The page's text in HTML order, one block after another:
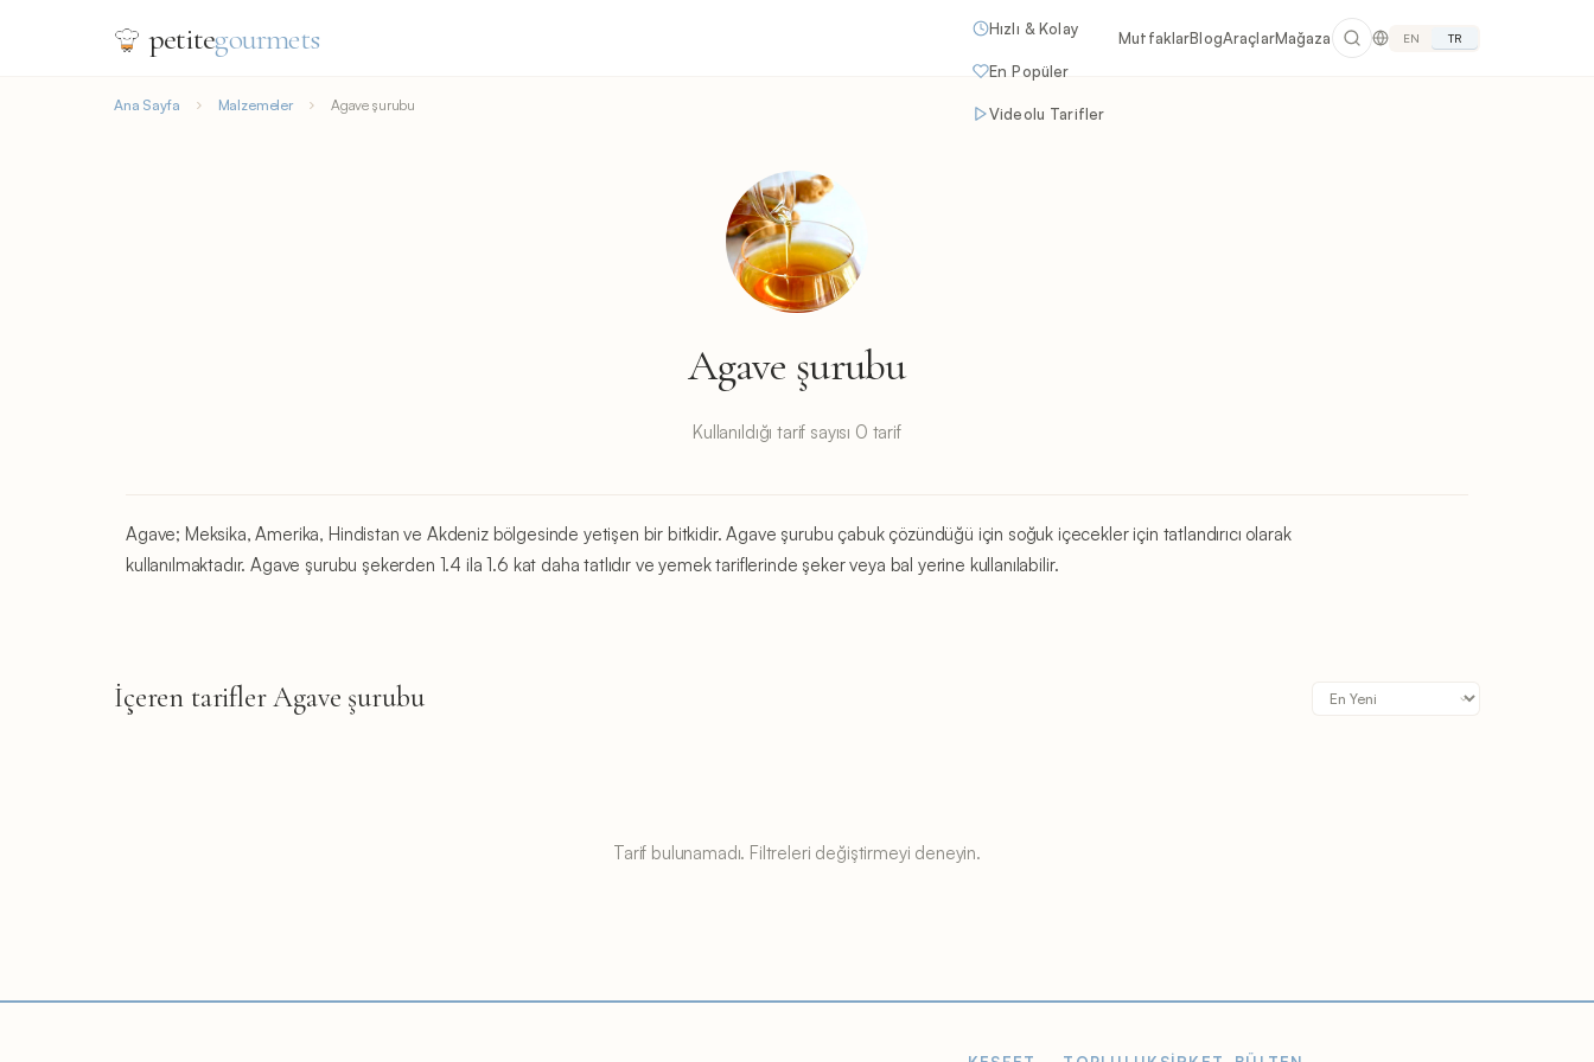
petitegourmets Hızlı & Kolay
En Popüler
Videolu Tarifler
MutfaklarBlogAraçlarMağaza EN TR
Ana Sayfa Malzemeler Agave şurubu
Agave şurubu
Kullanıldığı tarif sayısı 0 tarif
Agave; Meksika, Amerika, Hindistan ve Akdeniz bölgesinde yetişen bir bitkidir. Agave şurubu çabuk çözündüğü için soğuk içecekler için tatlandırıcı olarak
kullanılmaktadır. Agave şurubu şekerden 1.4 ila 1.6 kat daha tatlıdır ve yemek tariflerinde şeker veya bal yerine kullanılabilir.
İçeren tarifler Agave şurubu
Tarif bulunamadı. Filtreleri değiştirmeyi deneyin.